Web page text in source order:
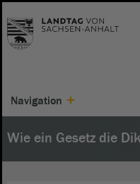
Navigation
Wie ein Gesetz die